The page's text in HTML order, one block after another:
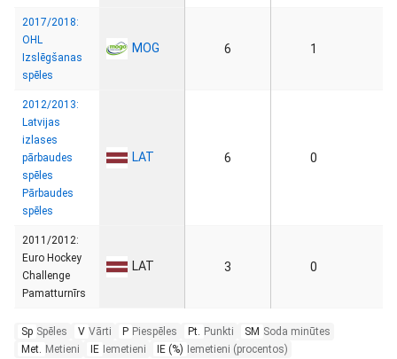
2017/2018:
OHL
Izslēgšanas
spēles
MOG 6 1
2012/2013:
Latvijas
izlases
pārbaudes
spēles
Pārbaudes
spēles
LAT 6 0
2011/2012:
Euro Hockey
Challenge
Pamatturnīrs
LAT 3 0
Sp Spēles V Vārti P Piespēles Pt. Punkti SM Soda minūtes
Met. Metieni IE Iemetieni IE (%) Iemetieni (procentos)